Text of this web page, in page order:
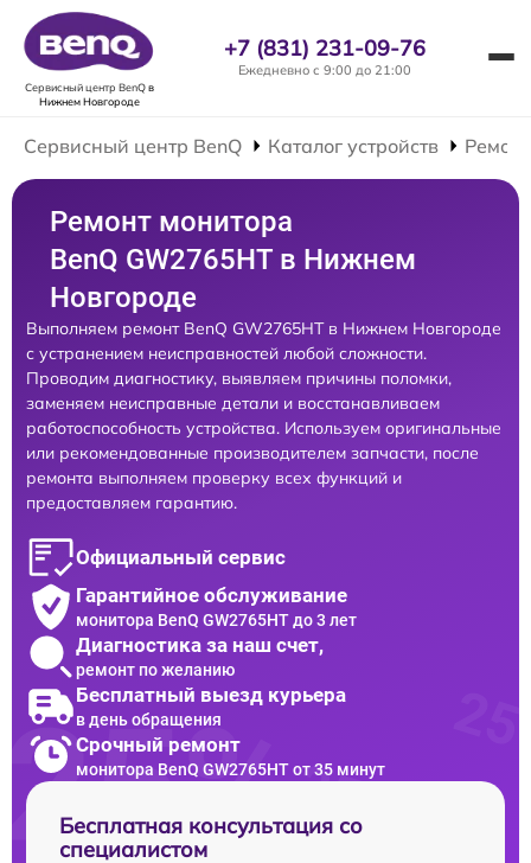
Сервисный центр BenQв
Нижнем Новгороде
+7 (831) 231-09-76
Ежедневно с 9:00 до 21:00
Сервисный центр BenQ Каталог устройств
Ремонт монитора
BenQ GW2765HT в Нижнем
Новгороде
Выполняем ремонт BenQ GW2765HT в Нижнем Новгороде
с устранением неисправностей любой сложности.
Проводим диагностику, выявляем причины поломки,
заменяем неисправные детали и восстанавливаем
работоспособность устройства. Используем оригинальные
или рекомендованные производителем запчасти, после
ремонта выполняем проверку всех функций и
предоставляем гарантию.
Официальный сервис
Гарантийное обслуживание
монитора BenQ GW2765HT до 3 лет
Диагностика за наш счет,
ремонт по желанию
Бесплатный выезд курьера
в день обращения
Срочный ремонт
монитора BenQ GW2765HT от 35 минут
Бесплатная консультация со
специалистом